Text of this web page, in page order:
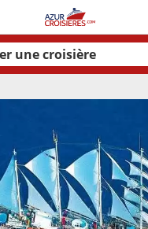
une croisière